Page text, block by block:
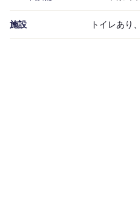
施設 トイレあり